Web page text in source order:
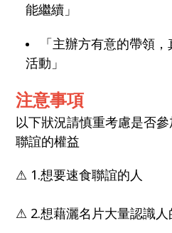
能繼續」
「主辦方有意的帶領
活動」
注意事項
以下狀況請慎重考慮是否
聯誼的權益
⚠ 1.想要速食聯誼的人
⚠ 2.想藉灑名片大量認識人